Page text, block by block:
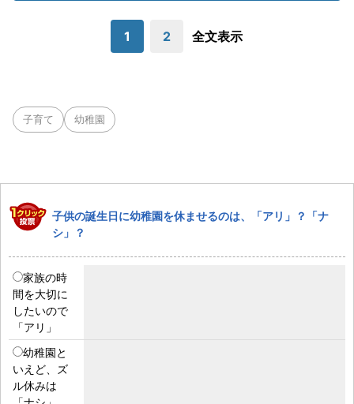
1 2 全文表示
子育て 幼稚園
子供の誕生日に幼稚園を休ませるのは、「アリ」？「ナ
シ」？
家族の時
間を大切に
したいので
「アリ」
幼稚園と
いえど、ズ
ル休みは